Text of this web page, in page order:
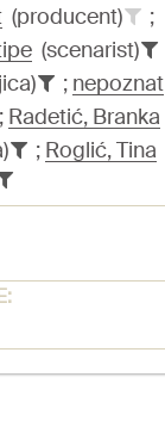
(producent)
;
(scenarist)
; nepoznat
; Radetić, Branka
; Roglić, Tina